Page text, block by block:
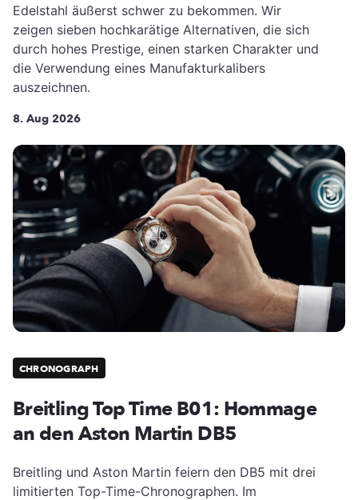
Edelstahl äußerst schwer zu bekommen. Wir
zeigen sieben hochkarätige Alternativen, die sich
durch hohes Prestige, einen starken Charakter und
die Verwendung eines Manufakturkalibers
auszeichnen.
8. Aug 2026
CHRONOGRAPH
Breitling Top Time B01: Hommage
an den Aston Martin DB5
Breitling und Aston Martin feiern den DB5 mit drei
limitierten Top-Time-Chronographen. Im